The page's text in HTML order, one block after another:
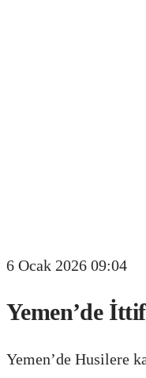
6 Ocak 2026 09:04
Yemen’de
Yemen’de Husilere